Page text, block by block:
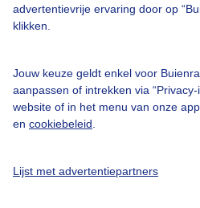
advertentievrije ervaring door op
klikken.
Jouw keuze geldt enkel voor
aanpassen of intrekken via
website of in het menu van onze
en cookiebeleid
Lijst met advertentiepartners
Gebruikersvoorwaarden
Privacy beleid
Gratis weerdata